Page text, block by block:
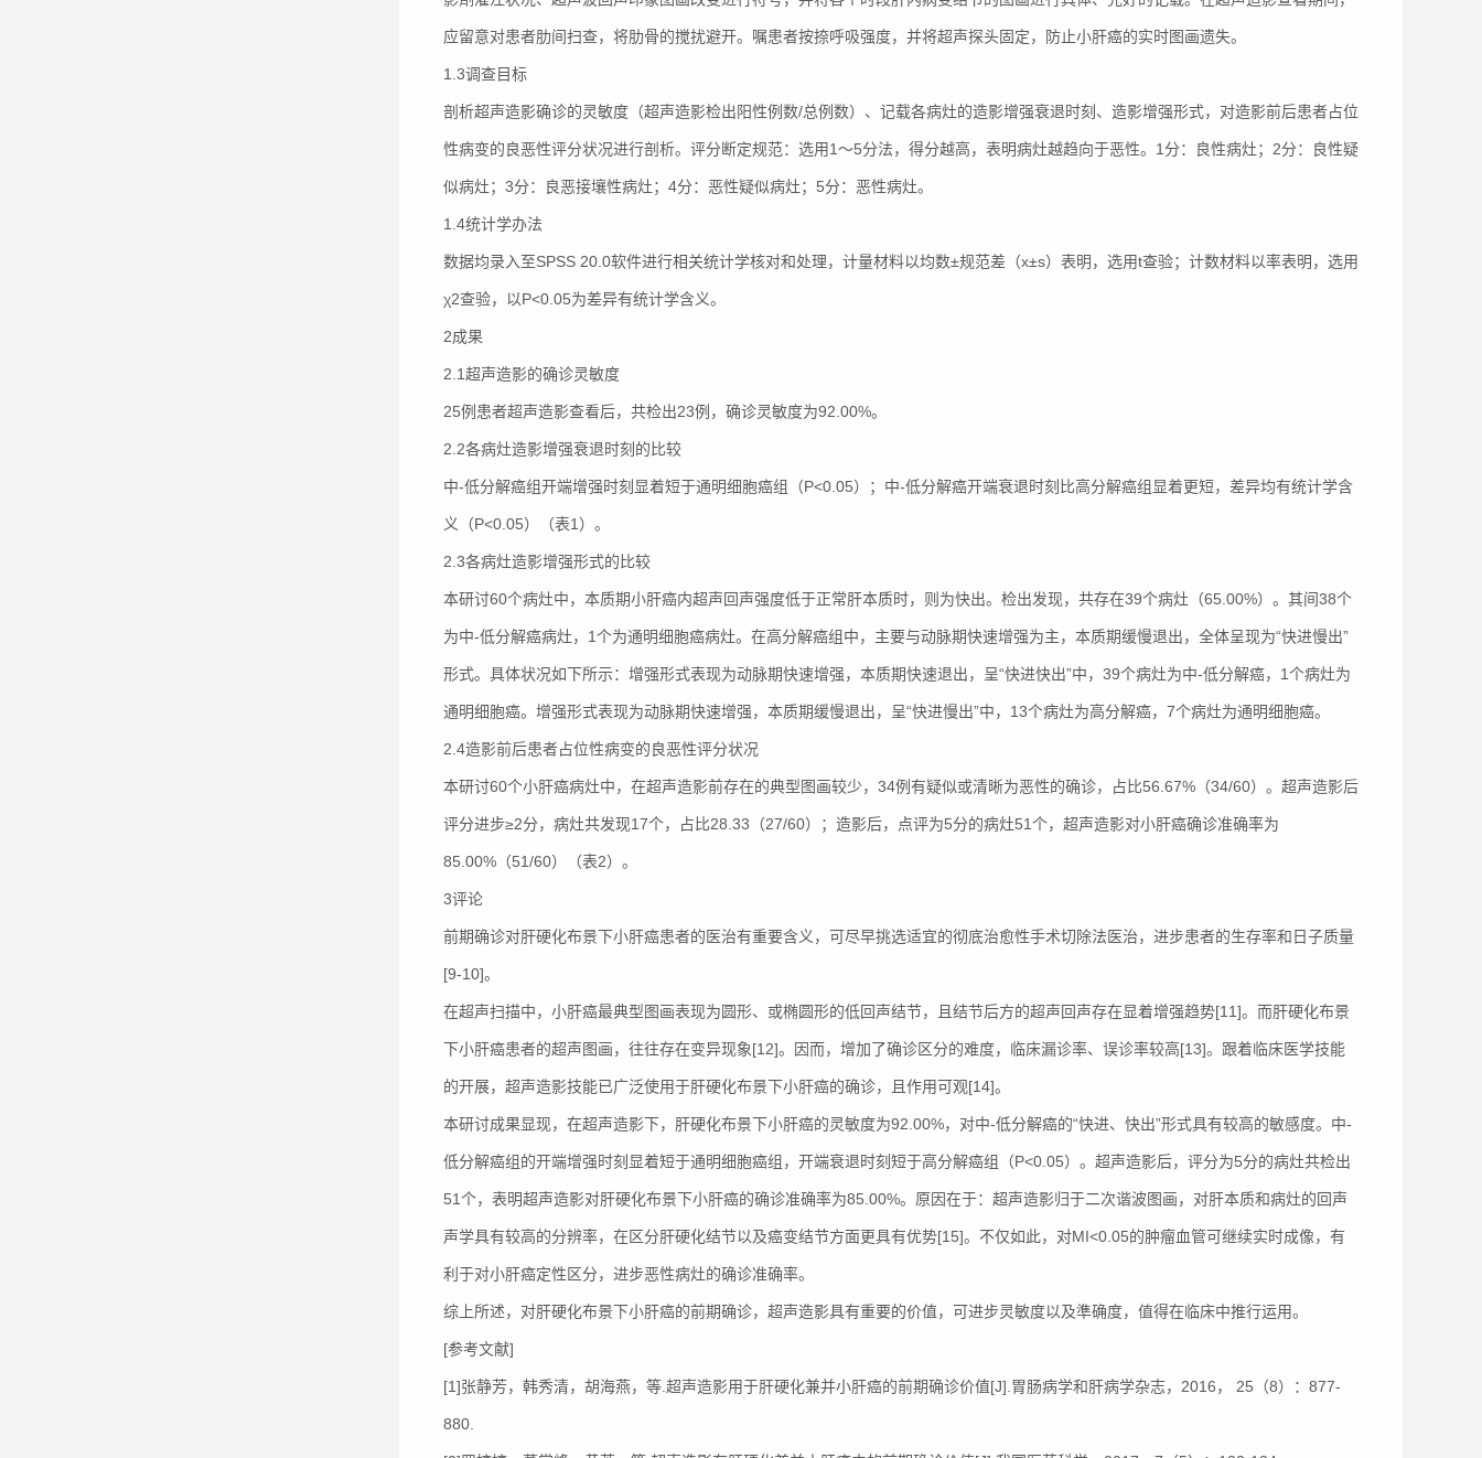
应留意对患者肋间扫查，将肋骨的搅扰避开。嘱患者按捺呼吸强度，并将超声探头固定，防止小肝癌的实时图画遗失。
1.3调查目标
剖析超声造影确诊的灵敏度（超声造影检出阳性例数/总例数）、记载各病灶的造影增强衰退时刻、造影增强形式，对造影前后患者占位
性病变的良恶性评分状况进行剖析。评分断定规范：选用1～5分法，得分越高，表明病灶越趋向于恶性。1分：良性病灶；2分：良性疑
似病灶；3分：良恶接壤性病灶；4分：恶性疑似病灶；5分：恶性病灶。
1.4统计学办法
数据均录入至SPSS 20.0软件进行相关统计学核对和处理，计量材料以均数±规范差（x±s）表明，选用t查验；计数材料以率表明，选用
χ2查验，以P<0.05为差异有统计学含义。
2成果
2.1超声造影的确诊灵敏度
25例患者超声造影查看后，共检出23例，确诊灵敏度为92.00%。
2.2各病灶造影增强衰退时刻的比较
中-低分解癌组开端增强时刻显着短于通明细胞癌组（P<0.05）；中-低分解癌开端衰退时刻比高分解癌组显着更短，差异均有统计学含
义（P<0.05）（表1）。
2.3各病灶造影增强形式的比较
本研讨60个病灶中，本质期小肝癌内超声回声强度低于正常肝本质时，则为快出。检出发现，共存在39个病灶（65.00%）。其间38个
为中-低分解癌病灶，1个为通明细胞癌病灶。在高分解癌组中，主要与动脉期快速增强为主，本质期缓慢退出，全体呈现为“快进慢出”
形式。具体状况如下所示：增强形式表现为动脉期快速增强，本质期快速退出，呈“快进快出”中，39个病灶为中-低分解癌，1个病灶为
通明细胞癌。增强形式表现为动脉期快速增强，本质期缓慢退出，呈“快进慢出”中，13个病灶为高分解癌，7个病灶为通明细胞癌。
2.4造影前后患者占位性病变的良恶性评分状况
本研讨60个小肝癌病灶中，在超声造影前存在的典型图画较少，34例有疑似或清晰为恶性的确诊，占比56.67%（34/60）。超声造影后
评分进步≥2分，病灶共发现17个，占比28.33（27/60）；造影后，点评为5分的病灶51个，超声造影对小肝癌确诊准确率为
85.00%（51/60）（表2）。
3评论
前期确诊对肝硬化布景下小肝癌患者的医治有重要含义，可尽早挑选适宜的彻底治愈性手术切除法医治，进步患者的生存率和日子质量
[9-10]。
在超声扫描中，小肝癌最典型图画表现为圆形、或椭圆形的低回声结节，且结节后方的超声回声存在显着增强趋势[11]。而肝硬化布景
下小肝癌患者的超声图画，往往存在变异现象[12]。因而，增加了确诊区分的难度，临床漏诊率、误诊率较高[13]。跟着临床医学技能
的开展，超声造影技能已广泛使用于肝硬化布景下小肝癌的确诊，且作用可观[14]。
本研讨成果显现，在超声造影下，肝硬化布景下小肝癌的灵敏度为92.00%，对中-低分解癌的“快进、快出”形式具有较高的敏感度。中-
低分解癌组的开端增强时刻显着短于通明细胞癌组，开端衰退时刻短于高分解癌组（P<0.05）。超声造影后，评分为5分的病灶共检出
51个，表明超声造影对肝硬化布景下小肝癌的确诊准确率为85.00%。原因在于：超声造影归于二次谐波图画，对肝本质和病灶的回声
声学具有较高的分辨率，在区分肝硬化结节以及癌变结节方面更具有优势[15]。不仅如此，对MI<0.05的肿瘤血管可继续实时成像，有
利于对小肝癌定性区分，进步恶性病灶的确诊准确率。
综上所述，对肝硬化布景下小肝癌的前期确诊，超声造影具有重要的价值，可进步灵敏度以及準确度，值得在临床中推行运用。
[参考文献]
[1]张静芳，韩秀清，胡海燕，等.超声造影用于肝硬化兼并小肝癌的前期确诊价值[J].胃肠病学和肝病学杂志，2016， 25（8）：877-
880.